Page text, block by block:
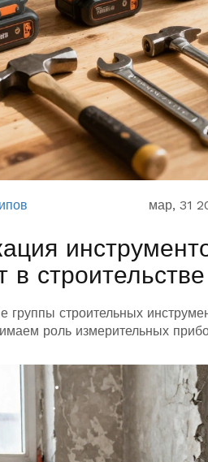
мар, 31
в строительстве
группы строительных
роль измерительных